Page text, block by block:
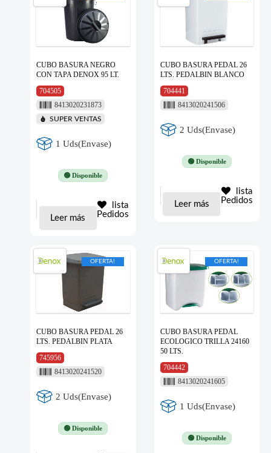
CUBO BASURA NEGRO
CON TAPA DENOX 95 LT.
704505
8413020231873
SUPER VENTAS
1 Uds(Envase)
🟢 Disponible
Leer más
lista
Pedidos
CUBO BASURA PEDAL 26
LTS. PEDALBIN BLANCO
704441
8413020241506
2 Uds(Envase)
🟢 Disponible
Leer más
lista
Pedidos
OFERTA!
CUBO BASURA PEDAL 26
LTS. PEDALBIN PLATA
745956
8413020241520
2 Uds(Envase)
🟢 Disponible
OFERTA!
CUBO BASURA PEDAL
ECOLOGICO TRILLA 24160
50 LTS.
704442
8413020241605
1 Uds(Envase)
🟢 Disponible